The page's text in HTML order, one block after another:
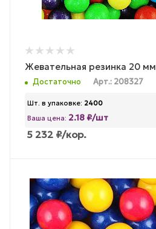
Жевательная резинка 20 мм
Достаточно Арт.: 208327
Шт. в упаковке: 2400
Ваша цена: 2.18 ₽/шт
5 232 ₽/кор.